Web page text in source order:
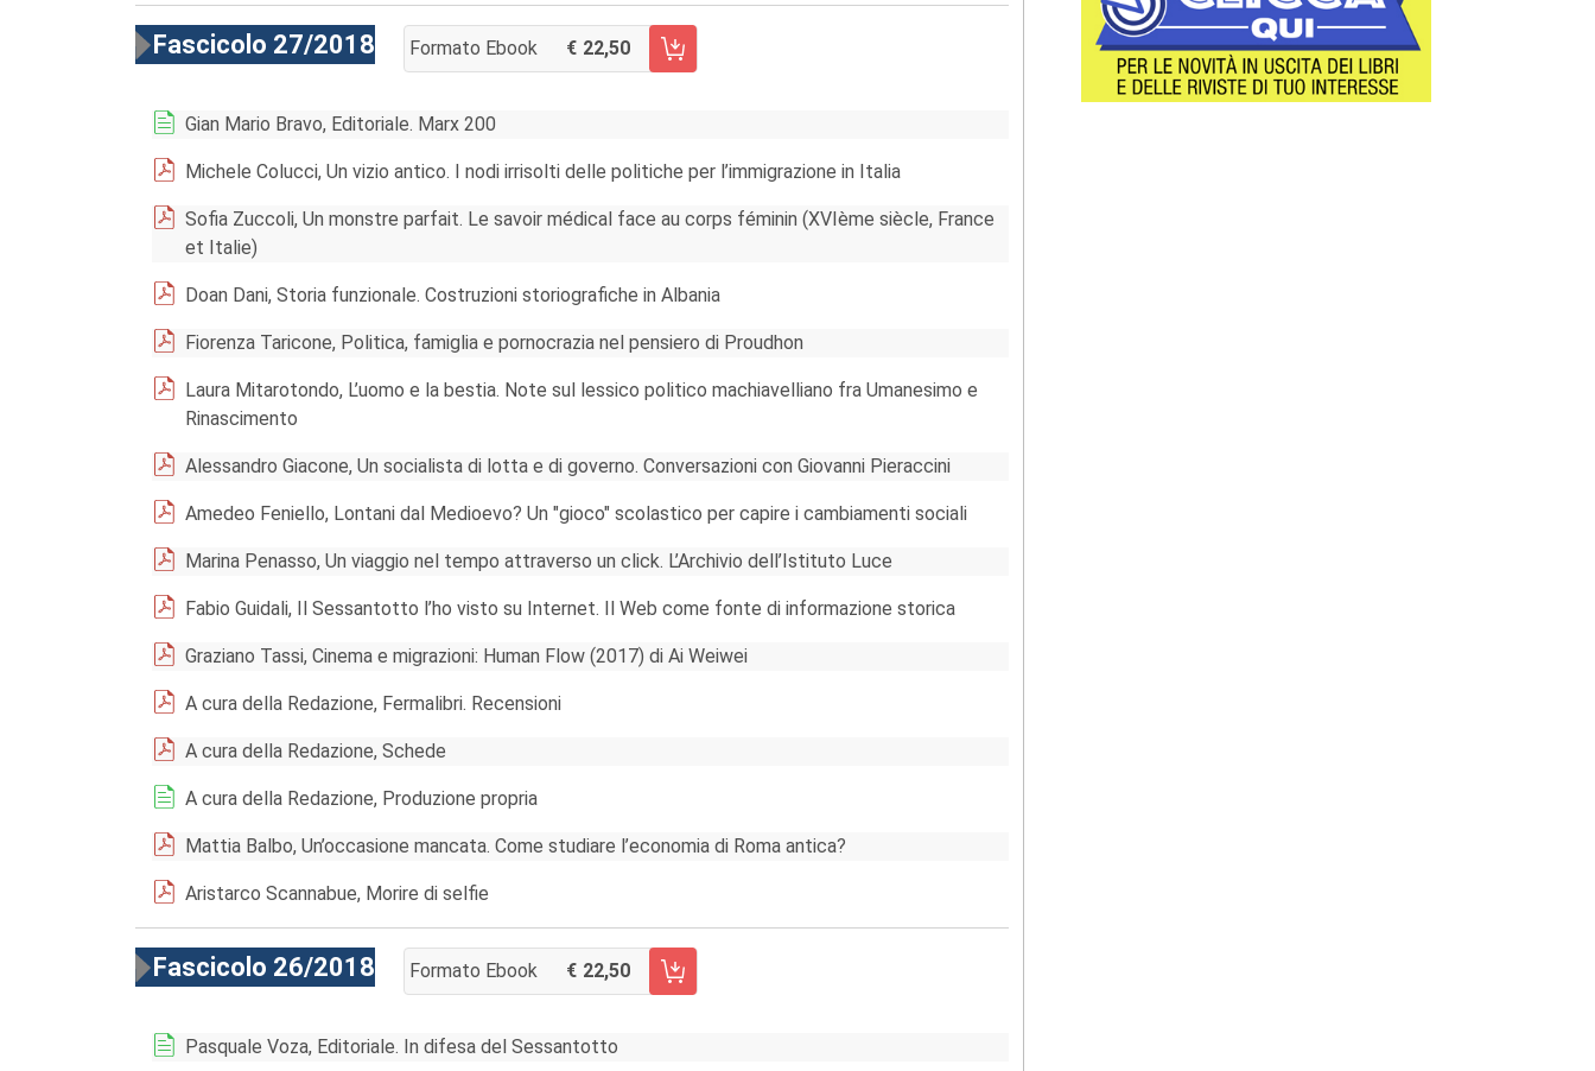
Fascicolo 27/2018 Formato Ebook 22,50
AGGIUNGI AL CARRELLO FASCICOLO 27/2018
Gian Mario Bravo, Editoriale. Marx 200
Michele Colucci, Un vizio antico. I nodi irrisolti delle politiche per l’immigrazione in Italia
Sofia Zuccoli, Un monstre parfait. Le savoir médical face au corps féminin (XVIème siècle, France
et Italie)
Doan Dani, Storia funzionale. Costruzioni storiografiche in Albania
Fiorenza Taricone, Politica, famiglia e pornocrazia nel pensiero di Proudhon
Laura Mitarotondo, L’uomo e la bestia. Note sul lessico politico machiavelliano fra Umanesimo e
Rinascimento
Alessandro Giacone, Un socialista di lotta e di governo. Conversazioni con Giovanni Pieraccini
Amedeo Feniello, Lontani dal Medioevo? Un "gioco" scolastico per capire i cambiamenti sociali
Marina Penasso, Un viaggio nel tempo attraverso un click. L’Archivio dell’Istituto Luce
Fabio Guidali, Il Sessantotto l’ho visto su Internet. Il Web come fonte di informazione storica
Graziano Tassi, Cinema e migrazioni: Human Flow (2017) di Ai Weiwei
A cura della Redazione, Fermalibri. Recensioni
A cura della Redazione, Schede
A cura della Redazione, Produzione propria
Mattia Balbo, Un’occasione mancata. Come studiare l’economia di Roma antica?
Aristarco Scannabue, Morire di selfie
Fascicolo 26/2018 Formato Ebook 22,50
AGGIUNGI AL CARRELLO FASCICOLO 26/2018
Pasquale Voza, Editoriale. In difesa del Sessantotto